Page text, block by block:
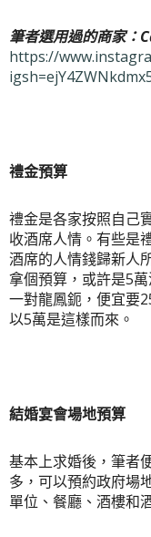
筆者選用過的商家
https://
禮金預算
禮金是各家按照自己
收酒席人情。有些是
酒席的人情錢歸新人
拿個預算，或許是5
一對龍鳳鈪，便宜要
以5萬是這樣而來。
結婚宴會場地預算
基本上求婚後，筆者
多，可以預約政府場
單位、餐廳、酒樓和